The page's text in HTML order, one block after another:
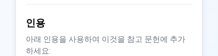
인용
아래 인용을 사용하여 이것을 참고 문헌에 추가
하세요: